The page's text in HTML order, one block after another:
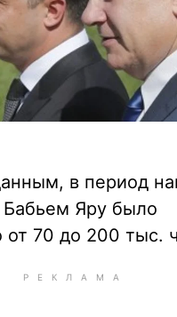
в период
Бабьем Яру было
от 70 до 200 тыс.